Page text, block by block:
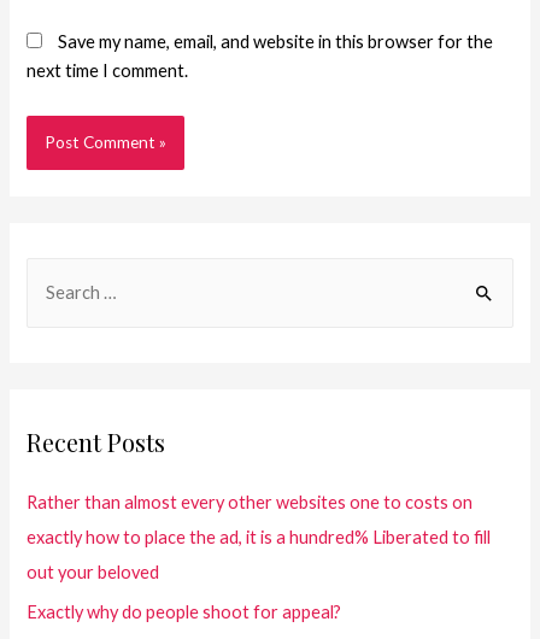
Save my name, email, and website in this browser for the
next time I comment.
Recent Posts
Rather than almost every other websites one to costs on
exactly how to place the ad, it is a hundred% Liberated to fill
out your beloved
Exactly why do people shoot for appeal?